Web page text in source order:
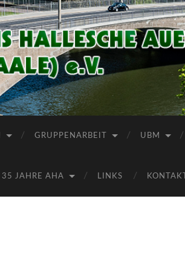
Arbeitskreis
Hallesche
Auenwälder
zu
Halle
e.V.
GRUPPENARBEIT UBM
35 JAHRE AHA LINKS KONTAKT